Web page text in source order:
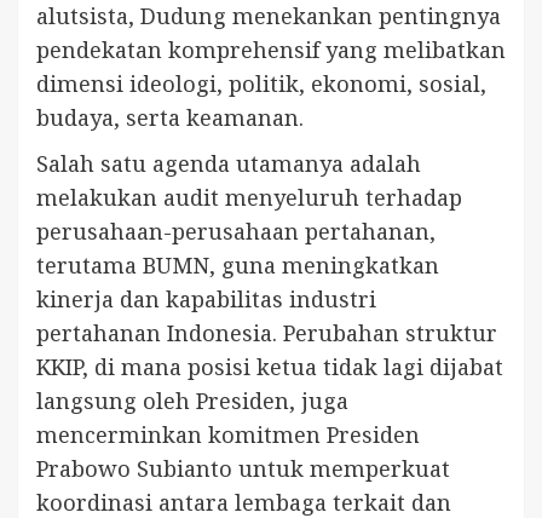
alutsista, Dudung menekankan pentingnya
pendekatan komprehensif yang melibatkan
dimensi ideologi, politik, ekonomi, sosial,
budaya, serta keamanan.
Salah satu agenda utamanya adalah
melakukan audit menyeluruh terhadap
perusahaan-perusahaan pertahanan,
terutama BUMN, guna meningkatkan
kinerja dan kapabilitas industri
pertahanan Indonesia. Perubahan struktur
KKIP, di mana posisi ketua tidak lagi dijabat
langsung oleh Presiden, juga
mencerminkan komitmen Presiden
Prabowo Subianto untuk memperkuat
koordinasi antara lembaga terkait dan